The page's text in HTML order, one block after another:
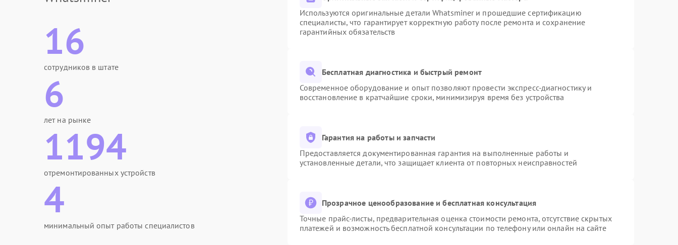
16
сотрудников в штате
6
лет на рынке
1194
отремонтированных устройств
4
минимальный опыт работы специалистов
Используются оригинальные детали Whatsminer и прошедшие сертификацию
специалисты, что гарантирует корректную работу после ремонта и сохранение
гарантийных обязательств
Бесплатная диагностика и быстрый ремонт
Современное оборудование и опыт позволяют провести экспресс-диагностику и
восстановление в кратчайшие сроки, минимизируя время без устройства
Гарантия на работы и запчасти
Предоставляется документированная гарантия на выполненные работы и
установленные детали, что защищает клиента от повторных неисправностей
Прозрачное ценообразование и бесплатная консультация
Точные прайс-листы, предварительная оценка стоимости ремонта, отсутствие скрытых
платежей и возможность бесплатной консультации по телефону или онлайн на сайте